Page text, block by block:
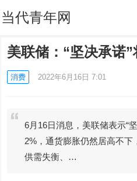
当代青年网
美联储：“坚决承诺
消费 2022年6月16日 7:01
6月16日消息，美联储表示“
2%，通货膨胀仍然居高不下
供需失衡、…